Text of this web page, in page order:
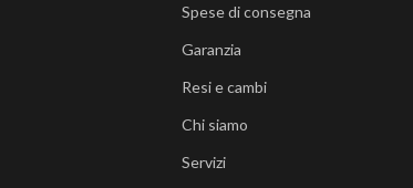
Spese di consegna
Garanzia
Resi e cambi
Chi siamo
Servizi